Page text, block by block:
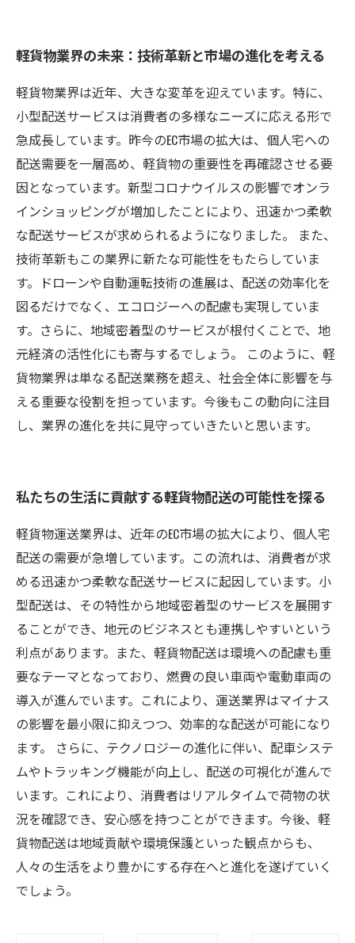
軽貨物業界の未来：技術革新と市場の進化を考える
軽貨物業界は近年、大きな変革を迎えています。特に、
小型配送サービスは消費者の多様なニーズに応える形で
急成長しています。昨今のEC市場の拡大は、個人宅への
配送需要を一層高め、軽貨物の重要性を再確認させる要
因となっています。新型コロナウイルスの影響でオンラ
インショッピングが増加したことにより、迅速かつ柔軟
な配送サービスが求められるようになりました。 また、
技術革新もこの業界に新たな可能性をもたらしていま
す。ドローンや自動運転技術の進展は、配送の効率化を
図るだけでなく、エコロジーへの配慮も実現していま
す。さらに、地域密着型のサービスが根付くことで、地
元経済の活性化にも寄与するでしょう。 このように、軽
貨物業界は単なる配送業務を超え、社会全体に影響を与
える重要な役割を担っています。今後もこの動向に注目
し、業界の進化を共に見守っていきたいと思います。
私たちの生活に貢献する軽貨物配送の可能性を探る
軽貨物運送業界は、近年のEC市場の拡大により、個人宅
配送の需要が急増しています。この流れは、消費者が求
める迅速かつ柔軟な配送サービスに起因しています。小
型配送は、その特性から地域密着型のサービスを展開す
ることができ、地元のビジネスとも連携しやすいという
利点があります。また、軽貨物配送は環境への配慮も重
要なテーマとなっており、燃費の良い車両や電動車両の
導入が進んでいます。これにより、運送業界はマイナス
の影響を最小限に抑えつつ、効率的な配送が可能になり
ます。 さらに、テクノロジーの進化に伴い、配車システ
ムやトラッキング機能が向上し、配送の可視化が進んで
います。これにより、消費者はリアルタイムで荷物の状
況を確認でき、安心感を持つことができます。今後、軽
貨物配送は地域貢献や環境保護といった観点からも、
人々の生活をより豊かにする存在へと進化を遂げていく
でしょう。